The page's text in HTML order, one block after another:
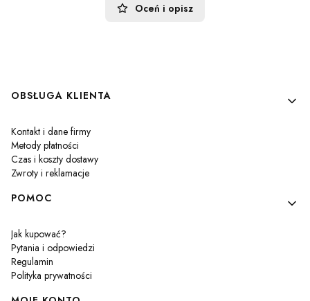
Oceń i opisz
Linki w stopce
OBSŁUGA KLIENTA
Kontakt i dane firmy
Metody płatności
Czas i koszty dostawy
Zwroty i reklamacje
POMOC
Jak kupować?
Pytania i odpowiedzi
Regulamin
Polityka prywatności